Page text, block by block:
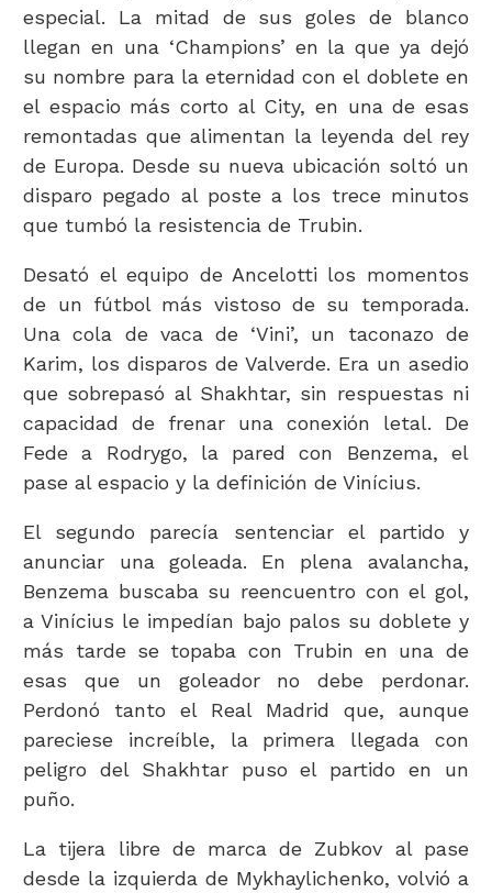
especial. La mitad de sus goles de blanco
llegan en una ‘Champions’ en la que ya dejó
su nombre para la eternidad con el doblete en
el espacio más corto al City, en una de esas
remontadas que alimentan la leyenda del rey
de Europa. Desde su nueva ubicación soltó un
disparo pegado al poste a los trece minutos
que tumbó la resistencia de Trubin.
Desató el equipo de Ancelotti los momentos
de un fútbol más vistoso de su temporada.
Una cola de vaca de ‘Vini’, un taconazo de
Karim, los disparos de Valverde. Era un asedio
que sobrepasó al Shakhtar, sin respuestas ni
capacidad de frenar una conexión letal. De
Fede a Rodrygo, la pared con Benzema, el
pase al espacio y la definición de Vinícius.
El segundo parecía sentenciar el partido y
anunciar una goleada. En plena avalancha,
Benzema buscaba su reencuentro con el gol,
a Vinícius le impedían bajo palos su doblete y
más tarde se topaba con Trubin en una de
esas que un goleador no debe perdonar.
Perdonó tanto el Real Madrid que, aunque
pareciese increíble, la primera llegada con
peligro del Shakhtar puso el partido en un
puño.
La tijera libre de marca de Zubkov al pase
desde la izquierda de Mykhaylichenko, volvió a